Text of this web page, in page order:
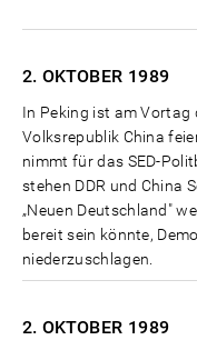
2. OKTOBER 1989
In Peking ist am Vortag
Volksrepublik China
nimmt für das SED-
stehen DDR und China
„Neuen Deutschland"
bereit sein könnte,
niederzuschlagen.
2. OKTOBER 1989